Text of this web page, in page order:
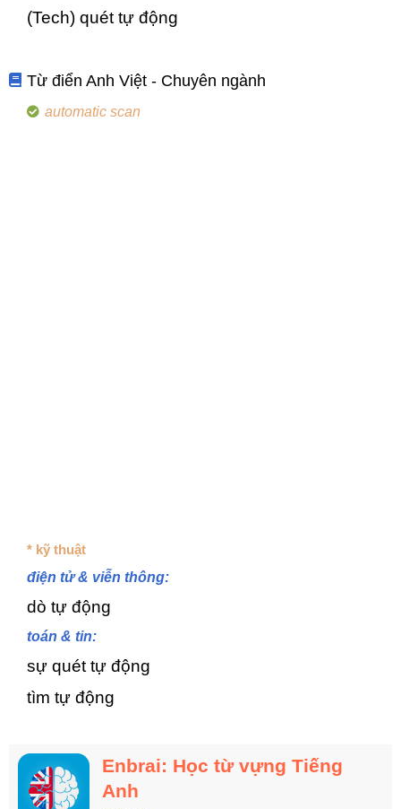
(Tech) quét tự động
Từ điển Anh Việt - Chuyên ngành
automatic scan
* kỹ thuật
điện tử & viễn thông:
dò tự động
toán & tin:
sự quét tự động
tìm tự động
Enbrai: Học từ vựng Tiếng
Anh